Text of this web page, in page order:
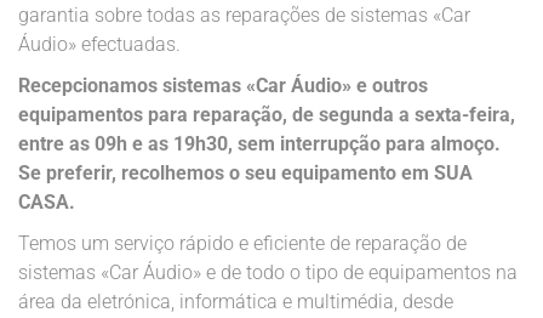
garantia sobre todas as reparações de sistemas «Car
Áudio» efectuadas.
Recepcionamos sistemas «Car Áudio» e outros
equipamentos para reparação, de segunda a sexta-feira,
entre as 09h e as 19h30, sem interrupção para almoço.
Se preferir, recolhemos o seu equipamento em SUA
CASA.
Temos um serviço rápido e eficiente de reparação de
sistemas «Car Áudio» e de todo o tipo de equipamentos na
área da eletrónica, informática e multimédia, desde